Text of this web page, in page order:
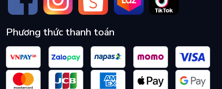
Phương thức thanh toán